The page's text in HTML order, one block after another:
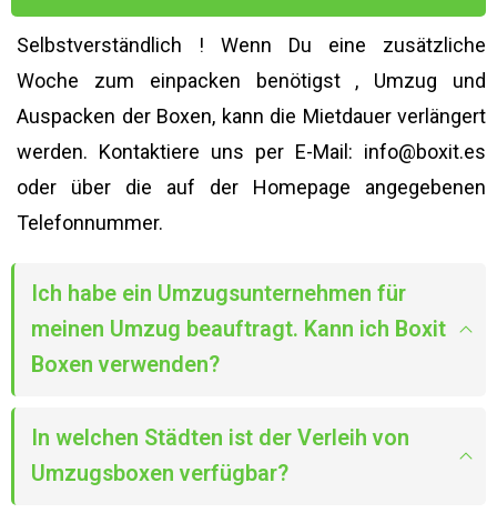
Selbstverständlich ! Wenn Du eine zusätzliche
Woche zum einpacken benötigst , Umzug und
Auspacken der Boxen, kann die Mietdauer verlängert
werden. Kontaktiere uns per E-Mail: info@boxit.es
oder über die auf der Homepage angegebenen
Telefonnummer.
Ich habe ein Umzugsunternehmen für
meinen Umzug beauftragt. Kann ich Boxit
Boxen verwenden?
In welchen Städten ist der Verleih von
Umzugsboxen verfügbar?